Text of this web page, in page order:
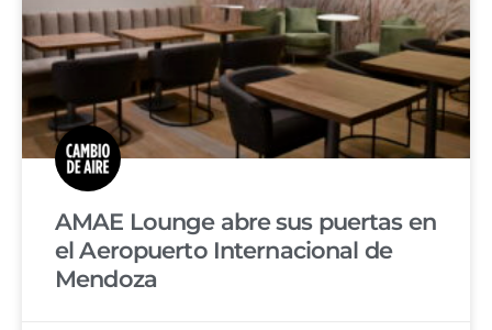
AMAE Lounge abre sus puertas en
el Aeropuerto Internacional de
Mendoza